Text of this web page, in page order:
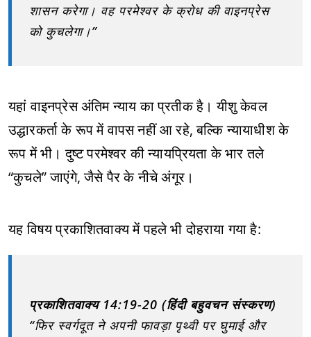
शासन करेगा। वह परमेश्वर के क्रोध की वाइनप्रेस
को कुचलेगा।”
यहां वाइनप्रेस अंतिम न्याय का प्रतीक है। यीशु केवल
उद्धारकर्ता के रूप में वापस नहीं आ रहे, बल्कि न्यायाधीश के
रूप में भी। दुष्ट परमेश्वर की न्यायप्रियता के भार तले
“कुचले” जाएंगे, जैसे पैर के नीचे अंगूर।
यह विषय प्रकाशितवाक्य में पहले भी दोहराया गया है:
प्रकाशितवाक्य 14:19-20 (हिंदी बहुवचन संस्करण)
“फिर स्वर्गदूत ने अपनी फावड़ा पृथ्वी पर घुमाई और